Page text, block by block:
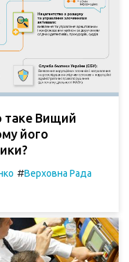
таке Вищий
його
#Верховна Рада